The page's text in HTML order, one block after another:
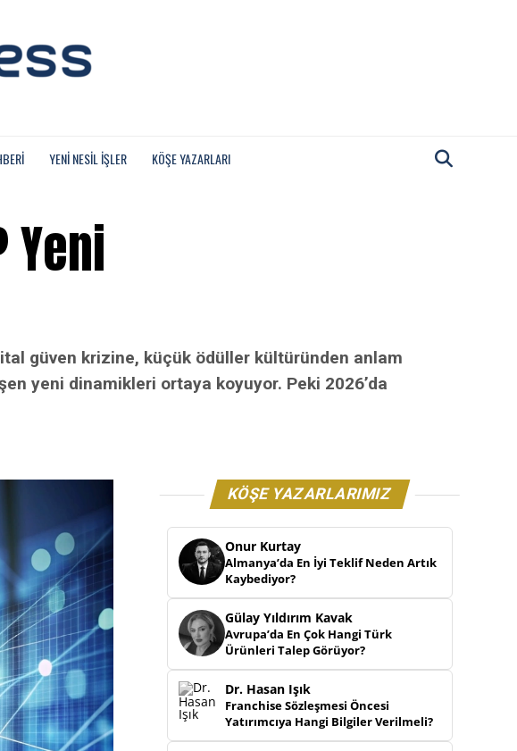
YENI NESIL İŞLER KÖŞE YAZARLARI
Yeni
güven krizine, küçük ödüller kültüründen anlam
yeni dinamikleri ortaya koyuyor. Peki 2026’da
KÖŞE YAZARLARIMIZ
Onur Kurtay
Almanya’da En İyi Teklif Neden Artık
Kaybediyor?
Gülay Yıldırım Kavak
Avrupa’da En Çok Hangi Türk
Ürünleri Talep Görüyor?
Dr. Hasan Işık
Franchise Sözleşmesi Öncesi
Yatırımcıya Hangi Bilgiler Verilmeli?